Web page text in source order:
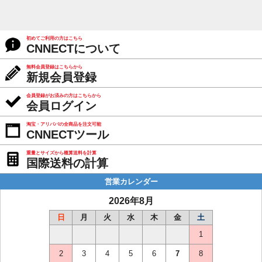
初めてご利用の方はこちら
CNNECTについて
無料会員登録はこちらから
新規会員登録
会員登録がお済みの方はこちらから
会員ログイン
淘宝・アリババの全商品を注文可能
CNNECTツール
重量とサイズから概算送料を計算
国際送料の計算
営業カレンダー
2026年8月
日 月 火 水 木 金
土
1
2 3 4 5 6 7 8